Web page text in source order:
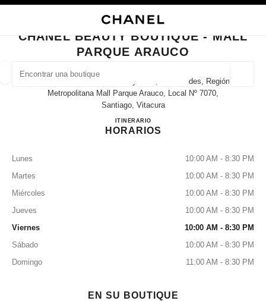
BUSCAR UNA BOUTIQUE
las sugerencias se muestran debajo de esta barra de búsqueda
0 Sugerencias disponibles
CERRAR TARJETA DE BOUTIQUE CHANEL BEAUTY BOUTIQUE - MALL
CHANEL BEAUTY BOUTIQUE - MALL
PARQUE ARAUCO
Avenida Presidente Kennedy 5413, Las Condes, Región
Metropolitana Mall Parque Arauco, Local Nº 7070,
Santiago, Vitacura
ITINERARIOCHANEL Beauty Boutique - Mall
HORARIOS
Lunes
10:00 AM - 8:30 PM
Martes
10:00 AM - 8:30 PM
Miércoles
10:00 AM - 8:30 PM
Jueves
10:00 AM - 8:30 PM
Viernes
10:00 AM - 8:30 PM
Sábado
10:00 AM - 8:30 PM
Domingo
11:00 AM - 8:30 PM
EN SU BOUTIQUE
resultado de los filtros por: RELOJERÍA Y JOYERÍA